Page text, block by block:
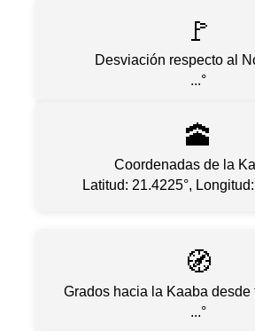
🚩
Desviación respecto al
...°
🕋
Coordenadas de la
Latitud: 21.4225°,
🧭
Grados hacia la Kaaba desde
...°